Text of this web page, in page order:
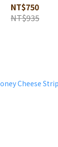
NT$750
NT$935